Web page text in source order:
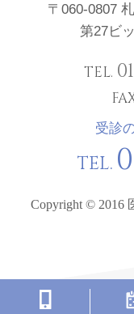
〒060-0807
第27ビ
TEL.
受診
TEL.
Copyright © 2016